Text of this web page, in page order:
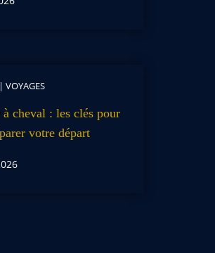
VOYAGES
à cheval : les clés pour
votre départ